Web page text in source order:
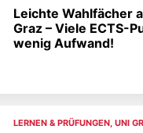
Leichte Wahlfächer
Graz – Viele ECTS-
wenig Aufwand!
LERNEN & PRÜFUNGEN, UNI